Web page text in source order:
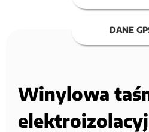
DANE
Winylowa